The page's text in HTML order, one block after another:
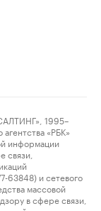
1995–
«РБК»
информации
связи,
63848) и сетевого
массовой
в сфере связи,